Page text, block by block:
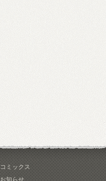
コミックス
お知らせ